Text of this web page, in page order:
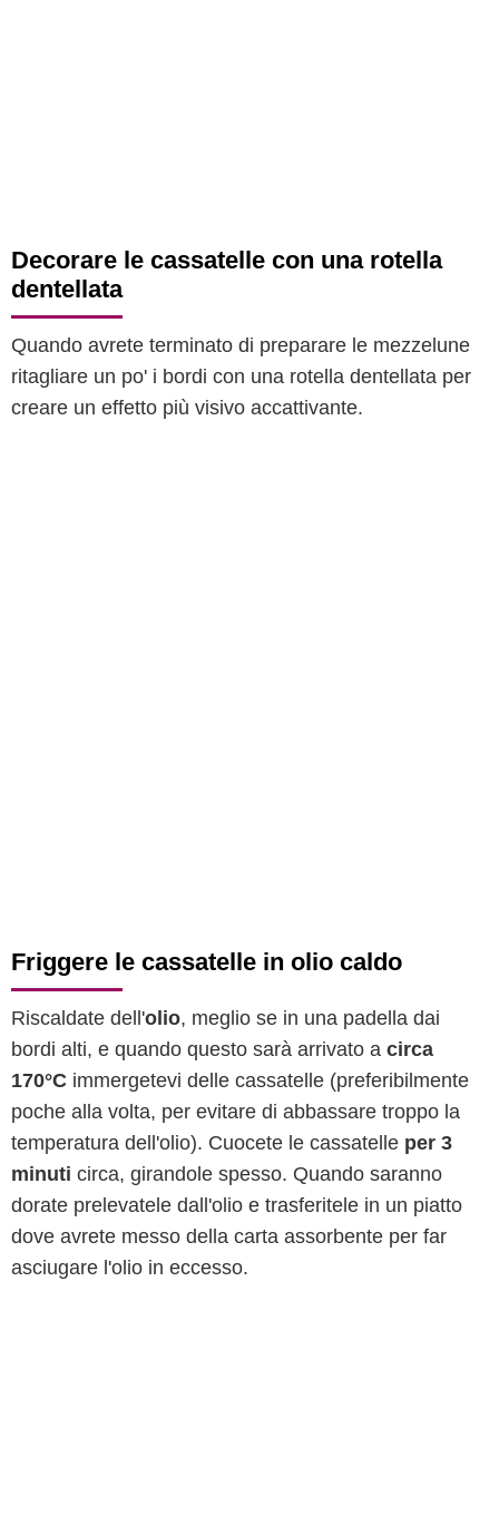
Decorare le cassatelle con una rotella
dentellata
Quando avrete terminato di preparare le mezzelune
ritagliare un po' i bordi con una rotella dentellata per
creare un effetto più visivo accattivante.
Friggere le cassatelle in olio caldo
Riscaldate dell'olio, meglio se in una padella dai
bordi alti, e quando questo sarà arrivato a circa
170°C immergetevi delle cassatelle (preferibilmente
poche alla volta, per evitare di abbassare troppo la
temperatura dell'olio). Cuocete le cassatelle per 3
minuti circa, girandole spesso. Quando saranno
dorate prelevatele dall'olio e trasferitele in un piatto
dove avrete messo della carta assorbente per far
asciugare l'olio in eccesso.